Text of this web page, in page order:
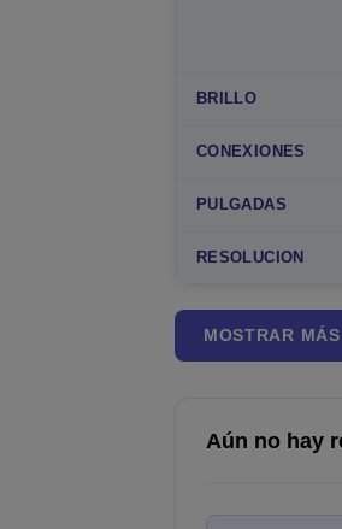
BRILLO
CONEXIONES
PULGADAS
RESOLUCION
MOSTRAR
Aún no hay